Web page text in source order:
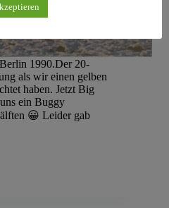
1990.Der 20-
als wir einen gelben
haben. Jetzt Big
ein Buggy
😀 Leider gab